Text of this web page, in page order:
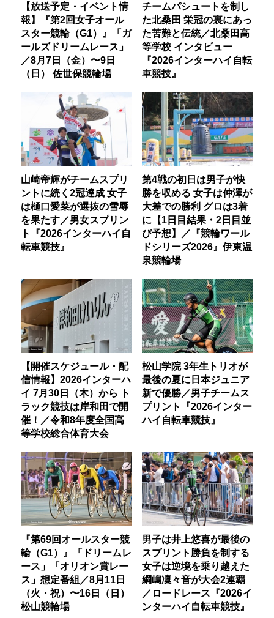
【放送予定・イベント情
報】『第2回女子オール
スター競輪（G1）』「ガ
ールズドリームレース」
／8月7日（金）〜9日
（日） 佐世保競輪場
チームパシュートを制し
た北桑田 栄冠の裏にあっ
た苦難と伝統／北桑田高
等学校 インタビュー
『2026インターハイ自転
車競技』
山崎帝輝がチームスプリ
ントに続く2冠達成 女子
は樋口愛菜が選抜の雪辱
を果たす／男女スプリン
ト『2026インターハイ自
転車競技』
第4戦の初日は男子が快
勝を収める 女子は仲澤が
大差での勝利 グロは3着
に【1日目結果・2日目並
び予想】／『競輪ワール
ドシリーズ2026』伊東温
泉競輪場
【開催スケジュール・配
信情報】2026インターハ
イ 7月30日（木）から ト
ラック競技は岸和田で開
催！／令和8年度全国高
等学校総合体育大会
松山学院 3年生トリオが
最後の夏に日本ジュニア
新で優勝／男子チームス
プリント『2026インター
ハイ自転車競技』
『第69回オールスター競
輪（G1）』「ドリームレ
ース」「オリオン賞レー
ス」想定番組／8月11日
（火・祝）〜16日（日）
松山競輪場
男子は井上悠喜が最後の
スプリント勝負を制する
女子は逆境を乗り越えた
綱嶋凜々音が大会2連覇
／ロードレース『2026イ
ンターハイ自転車競技』